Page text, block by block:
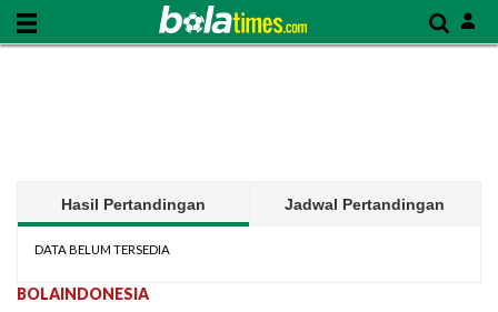
Hasil Pertandingan Jadwal Pertandingan
DATA BELUM TERSEDIA
BOLAINDONESIA